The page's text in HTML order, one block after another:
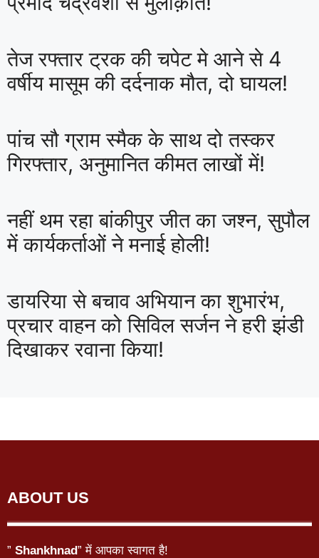
तेज रफ्तार ट्रक की चपेट मे आने से 4
वर्षीय मासूम की दर्दनाक मौत, दो घायल!
पांच सौ ग्राम स्मैक के साथ दो तस्कर
गिरफ्तार, अनुमानित कीमत लाखों में!
नहीं थम रहा बांकीपुर जीत का जश्न, सुपौल
में कार्यकर्ताओं ने मनाई होली!
डायरिया से बचाव अभियान का शुभारंभ,
प्रचार वाहन को सिविल सर्जन ने हरी झंडी
दिखाकर रवाना किया!
ABOUT US
” Shankhnad” में आपका स्वागत है!